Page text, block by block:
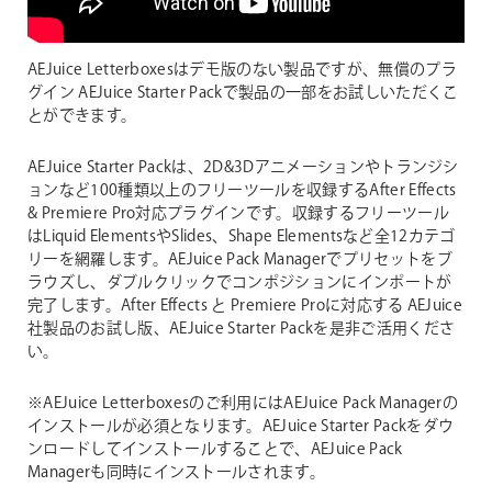
AEJuice Letterboxesはデモ版のない製品ですが、無償のプラ
グイン AEJuice Starter Packで製品の一部をお試しいただくこ
とができます。
AEJuice Starter Packは、2D&3Dアニメーションやトランジシ
ョンなど100種類以上のフリーツールを収録するAfter Effects
& Premiere Pro対応プラグインです。収録するフリーツール
はLiquid ElementsやSlides、Shape Elementsなど全12カテゴ
リーを網羅します。AEJuice Pack Managerでプリセットをブ
ラウズし、ダブルクリックでコンポジションにインポートが
完了します。After Effects と Premiere Proに対応する AEJuice
社製品のお試し版、AEJuice Starter Packを是非ご活用くださ
い。
※AEJuice Letterboxesのご利用にはAEJuice Pack Managerの
インストールが必須となります。AEJuice Starter Packをダウ
ンロードしてインストールすることで、AEJuice Pack
Managerも同時にインストールされます。